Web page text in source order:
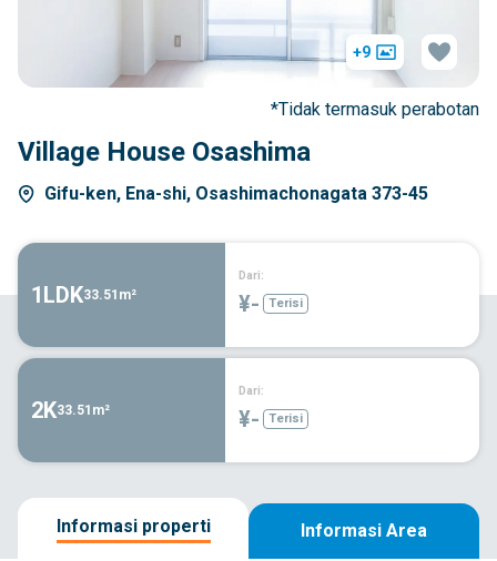
Village House Osashima
Gifu-ken, Ena-shi, Osashimachonagata 373-45
+9
*Tidak termasuk perabotan
1LDK33.51m²
Dari:
¥- Terisi
2K33.51m²
Dari:
¥- Terisi
Informasi properti Informasi Area